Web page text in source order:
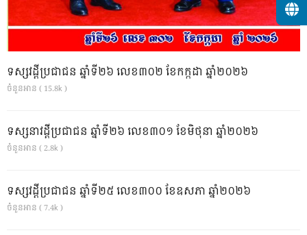
ទស្សវដ្តីប្រជាជន ឆ្នាំទី២៦ លេខ៣០២ ខែកក្កដា ឆ្នាំ២០២៦
ចំនួនអាន ( 15.8k )
ទស្សនាវដ្ដីប្រជាជន ឆ្នាំទី២៦ លេខ៣០១ ខែមិថុនា ឆ្នាំ២០២៦
ចំនួនអាន ( 2.8k )
ទស្សវដ្តីប្រជាជន ឆ្នាំទី២៥ លេខ៣០០ ខែឧសភា ឆ្នាំ២០២៦
ចំនួនអាន ( 7.4k )